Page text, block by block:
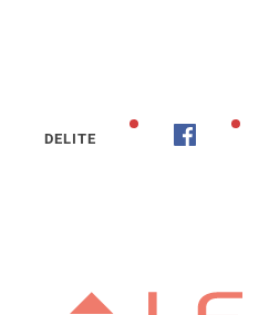
DELITE